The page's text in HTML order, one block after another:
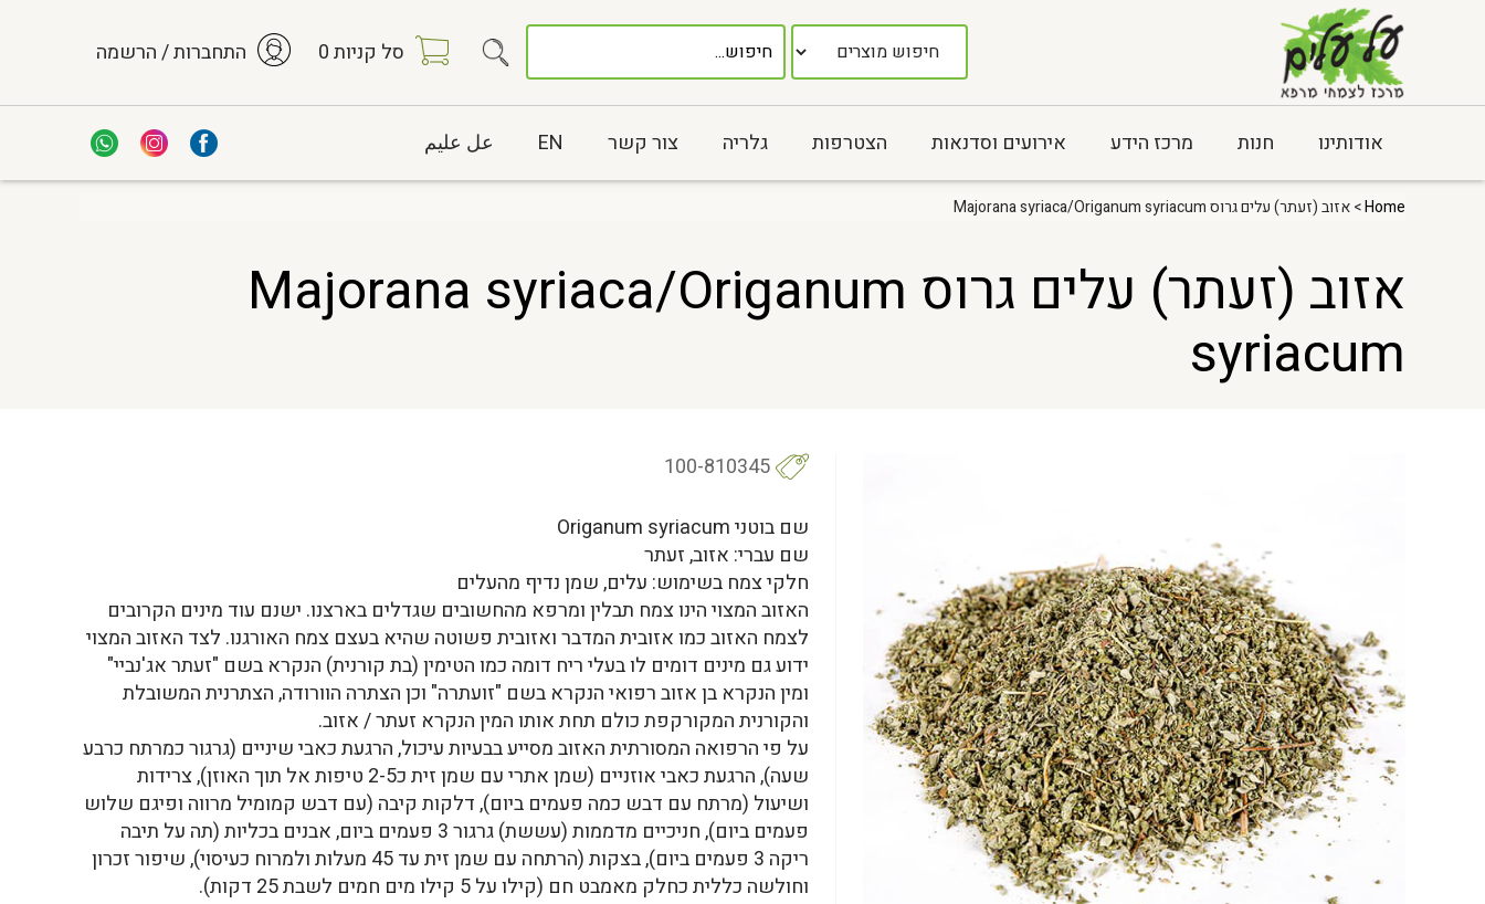
סל קניות0 התחברות / הרשמה
אודותינו חנות מרכז הידע אירועים וסדנאות הצטרפות גלריה צור קשר EN عل عليم
Home> אזוב (זעתר) עלים גרוס Majorana syriaca/Origanum syriacum
אזוב (זעתר) עלים גרוס Majorana syriaca/Origanum
syriacum
100-810345
שם בוטני Origanum syriacum
שם עברי: אזוב, זעתר
חלקי צמח בשימוש: עלים, שמן נדיף מהעלים
האזוב המצוי הינו צמח תבלין ומרפא מהחשובים שגדלים בארצנו. ישנם עוד מינים הקרובים
לצמח האזוב כמו אזובית המדבר ואזובית פשוטה שהיא בעצם צמח האורגנו. לצד האזוב המצוי
ידוע גם מינים דומים לו בעלי ריח דומה כמו הטימין (בת קורנית) הנקרא בשם "זעתר אג'נביי"
ומין הנקרא בן אזוב רפואי הנקרא בשם "זועתרה" וכן הצתרה הוורודה, הצתרנית המשובלת
והקורנית המקורקפת כולם תחת אותו המין הנקרא זעתר / אזוב.
על פי הרפואה המסורתית האזוב מסייע בבעיות עיכול, הרגעת כאבי שיניים (גרגור כמרתח כרבע
שעה), הרגעת כאבי אוזניים (שמן אתרי עם שמן זית כ2-5 טיפות אל תוך האוזן), צרידות
ושיעול (מרתח עם דבש כמה פעמים ביום), דלקות קיבה (עם דבש קמומיל מרווה ופיגם שלוש
פעמים ביום), חניכיים מדממות (עששת) גרגור 3 פעמים ביום, אבנים בכליות (תה על תיבה
ריקה 3 פעמים ביום), בצקות (הרתחה עם שמן זית עד 45 מעלות ולמרוח כעיסוי), שיפור זכרון
וחולשה כללית כחלק מאמבט חם (קילו על 5 קילו מים חמים לשבת 25 דקות).